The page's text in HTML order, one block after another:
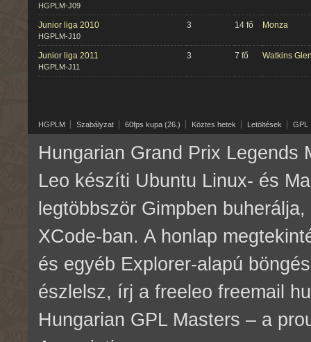
HGPLM-J09
Junior liga 2010
HGPLM-J10
3 14 fő Monza
Junior liga 2011
HGPLM-J11
3 7 fő Watkins
HGPLM Szabályzat 60fps kupa (26.) Köztes hetek Letöltések GPL
Hungarian Grand Prix Legends
Leo készíti Ubuntu Linux- és
legtöbbször Gimpben
XCode-ban. A honlap
és egyéb Explorer-alapú
észlelsz, írj a freeleo freemail
Hungarian GPL Masters – a